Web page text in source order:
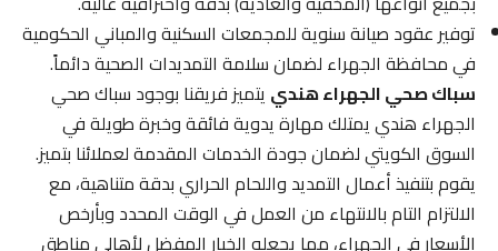
توفير عقود صيانة سنوية للمجمعات السكنية والمباني الحكومية
في محافظة الجهراء لضمان سلامة التمديدات الصحية دائماً.
سباك صحي الجهراء هندييتميز فريقنا بوجود سباك صحي
الجهراء هندي يمتلك مهارة يدوية فائقة وخبرة طويلة في
السوق الكويتي لضمان جودة الخدمات المقدمة لعملائنا بتميز.
يقوم بتنفيذ أعمال التمديد واللحام الحراري بدقة متناهية، مع
الالتزام التام بالانتهاء من العمل في الوقت المحدد وبأرخص
الأسعار في الجهراء، مما يجعله الخيار المفضل لأهالي مناطق